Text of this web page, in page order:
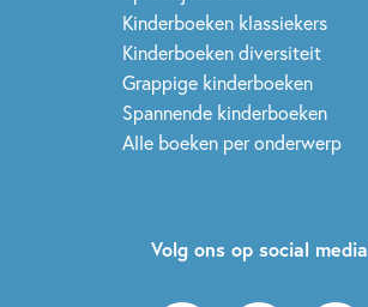
Kinderboeken klassiekers
Kinderboeken diversiteit
Grappige kinderboeken
Spannende kinderboeken
Alle boeken per onderwerp
Volg ons op social media